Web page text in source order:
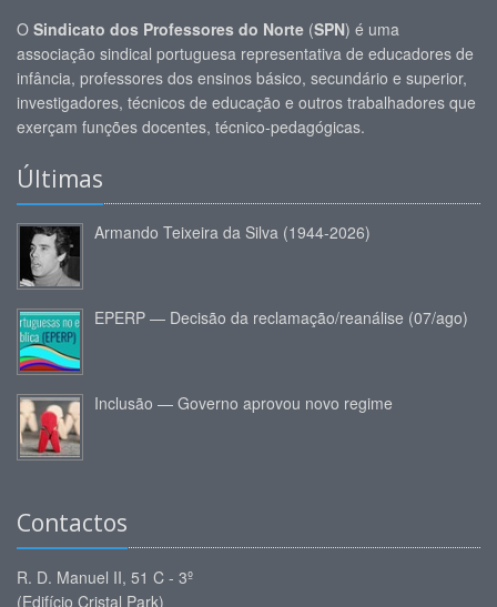
O Sindicato dos Professores do Norte (SPN) é uma
associação sindical portuguesa representativa de educadores de
infância, professores dos ensinos básico, secundário e superior,
investigadores, técnicos de educação e outros trabalhadores que
exerçam funções docentes, técnico-pedagógicas.
Últimas
Armando Teixeira da Silva (1944-2026)
EPERP — Decisão da reclamação/reanálise (07/ago)
Inclusão — Governo aprovou novo regime
Contactos
R. D. Manuel II, 51 C - 3º
(Edifício Cristal Park)